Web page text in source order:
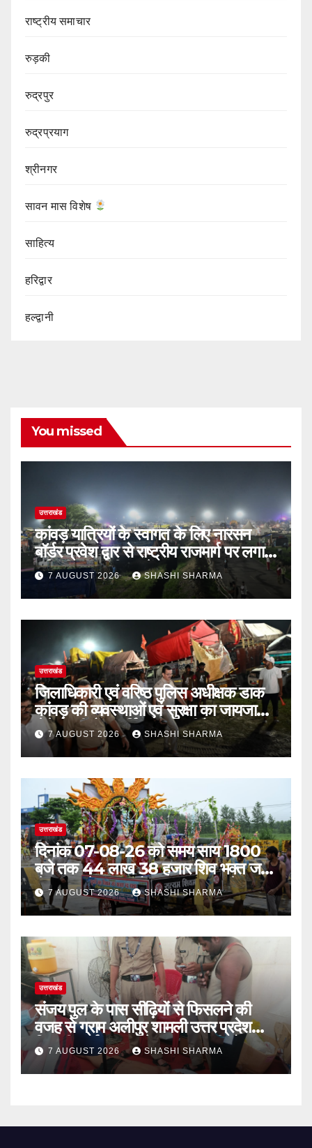
राष्ट्रीय समाचार
रुड़की
रुद्रपुर
रुद्रप्रयाग
श्रीनगर
सावन मास विशेष
साहित्य
हरिद्वार
हल्द्वानी
You missed
उत्तराखंड
कांवड़ यात्रियों के स्वागत के लिए नारसन
बॉर्डर प्रवेश द्वार से राष्ट्रीय राजमार्ग पर लगाई
गई रंगीन एलईडी लाइटें
7 AUGUST 2026 SHASHI SHARMA
उत्तराखंड
जिलाधिकारी एवं वरिष्ठ पुलिस अधीक्षक डाक
कांवड़ की व्यवस्थाओं एवं सुरक्षा का जायजा
लेने बैरागी कैंप पार्किंग स्थल जीरो ग्राउंड पर
देर रात्रि पहुंचे
7 AUGUST 2026 SHASHI SHARMA
उत्तराखंड
दिनांक 07-08-26 को समय साय 1800
बजे तक 44 लाख 38 हजार शिव भक्त जल
लेकर अपने गंतव्य को प्रस्थान कर चुके
7 AUGUST 2026 SHASHI SHARMA
उत्तराखंड
संजय पुल के पास सीढ़ियों से फिसलने की
वजह से ग्राम अलीपुर शामली उत्तर प्रदेश
निवासी आर्यन कुमार के सर पर गहरी चोट आ
गई
7 AUGUST 2026 SHASHI SHARMA